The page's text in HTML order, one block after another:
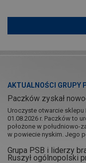
AKTUALNOŚCI GRUPY
Paczków zyskał
Uroczyste otwarcie sklepu
01.08.2026 r. Paczków to
położone w południowo-
w powiecie nyskim. Jego
Grupa PSB i liderzy
Ruszył ogólnopolski